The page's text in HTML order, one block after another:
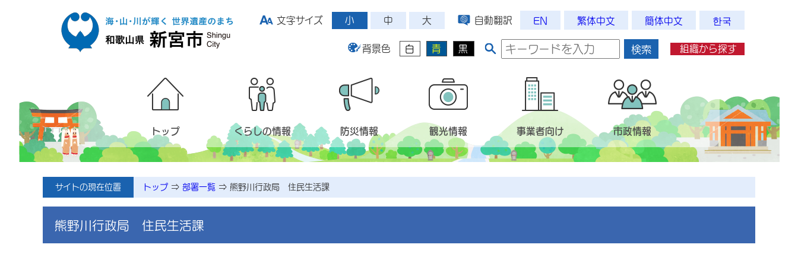
文字サイズ
小 中 大 自動翻訳 EN 繁体中文 簡体中文 한국
背景色 白 青 黒 検索 組織から探す
トップ くらしの情報 防災情報 観光情報 事業者向け 市政情報
サイトの現在位置 トップ ⇒ 部署一覧 ⇒ 熊野川行政局 住民生活課
熊野川行政局 住民生活課